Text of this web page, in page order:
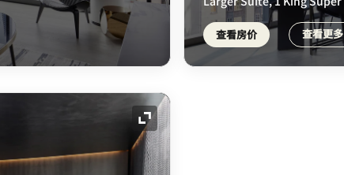
查看房价 查看更多
展开图标